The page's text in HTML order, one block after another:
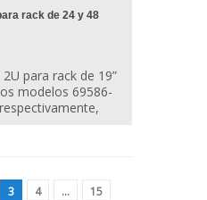
rack de 24 y 48
para rack de 19”
modelos 69586-
3 4 …
15